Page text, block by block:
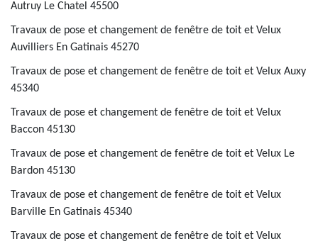
Autruy Le Chatel 45500
Travaux de pose et changement de fenêtre de toit et Velux
Auvilliers En Gatinais 45270
Travaux de pose et changement de fenêtre de toit et Velux Auxy
45340
Travaux de pose et changement de fenêtre de toit et Velux
Baccon 45130
Travaux de pose et changement de fenêtre de toit et Velux Le
Bardon 45130
Travaux de pose et changement de fenêtre de toit et Velux
Barville En Gatinais 45340
Travaux de pose et changement de fenêtre de toit et Velux